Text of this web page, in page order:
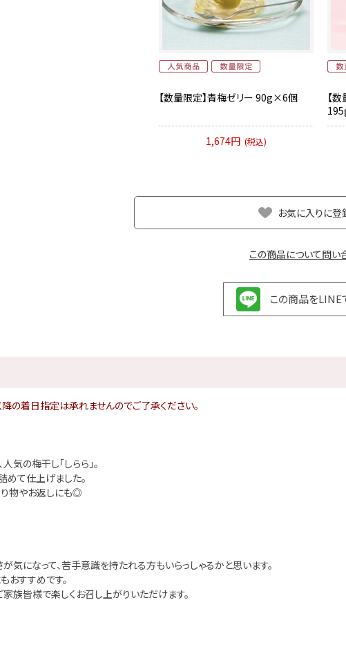
【数量限定】青梅ゼリー 90g×6個
1,674円 (税込)
【
この商品について問い
この商品をLINE
お気に入りに登
の着日指定は承れませんのでご了承ください。
の梅干し「しらら」。
めて仕上げました。
物やお返しにも◎
気になって、苦手意識を持たれる方もいらっしゃるかと思います。
おすすめです。
族皆様で楽しくお召し上がりいただけます。